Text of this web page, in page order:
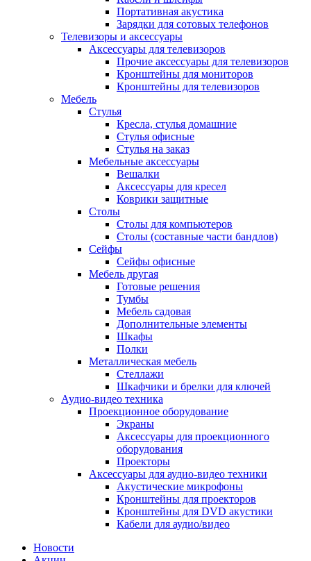
Портативная акустика
Зарядки для сотовых телефонов
Телевизоры и аксессуары
Аксессуары для телевизоров
Прочие аксессуары для телевизоров
Кронштейны для мониторов
Кронштейны для телевизоров
Мебель
Стулья
Кресла, стулья домашние
Стулья офисные
Стулья на заказ
Мебельные аксессуары
Вешалки
Аксессуары для кресел
Коврики защитные
Столы
Столы для компьютеров
Столы (составные части бандлов)
Сейфы
Сейфы офисные
Мебель другая
Готовые решения
Тумбы
Мебель садовая
Дополнительные элементы
Шкафы
Полки
Металлическая мебель
Стеллажи
Шкафчики и брелки для ключей
Аудио-видео техника
Проекционное оборудование
Экраны
Аксессуары для проекционного
оборудования
Проекторы
Аксессуары для аудио-видео техники
Акустические микрофоны
Кронштейны для проекторов
Кронштейны для DVD акустики
Кабели для аудио/видео
Новости